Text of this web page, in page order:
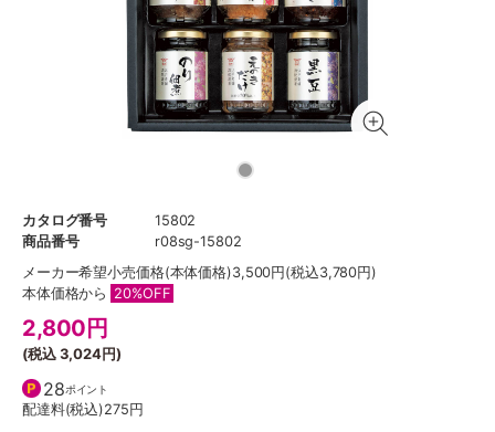
カタログ番号
15802
商品番号
r08sg-15802
メーカー希望小売価格(本体価格)3,500円(税込3,780円)
本体価格から 20%OFF
2,800 円
(税込3,024円)
28ポイント
配達料(税込)275円